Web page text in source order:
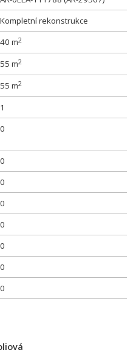
Kompletní rekonstrukce
40 m2
55 m2
55 m2
1
0
0
0
0
0
0
0
0